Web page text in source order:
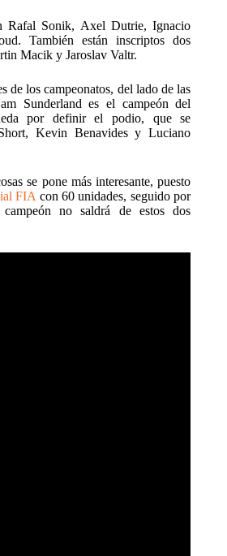
Rafal Sonik, Axel Dutrie, Ignacio
También están inscriptos dos
Macik y Jaroslav Valtr.
de los campeonatos, del lado de las
Sunderland es el campeón del
por definir el podio, que se
Kevin Benavides y Luciano
se pone más interesante, puesto
FIA con 60 unidades, seguido por
no saldrá de estos dos